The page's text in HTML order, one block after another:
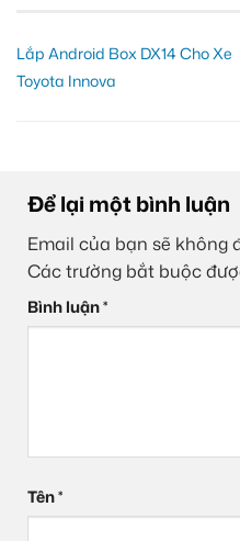
Lắp Android Box DX14 Cho Xe
Toyota Innova
Để lại một bình luận
Email của bạn sẽ không
Các trường bắt buộc
Bình luận*
Tên*